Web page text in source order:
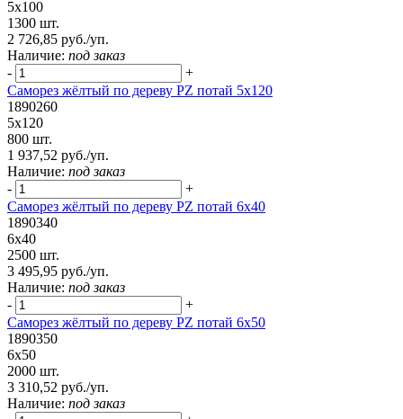
5х100
1300 шт.
2 726,85 руб./уп.
Наличие: под заказ
-
+
Саморез жёлтый по дереву PZ потай 5х120
1890260
5х120
800 шт.
1 937,52 руб./уп.
Наличие: под заказ
-
+
Саморез жёлтый по дереву PZ потай 6х40
1890340
6х40
2500 шт.
3 495,95 руб./уп.
Наличие: под заказ
-
+
Саморез жёлтый по дереву PZ потай 6х50
1890350
6х50
2000 шт.
3 310,52 руб./уп.
Наличие: под заказ